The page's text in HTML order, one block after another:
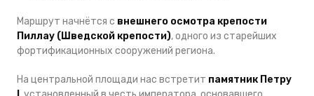
Маршрут начнётся с внешнего осмотра крепости
Пиллау (Шведской крепости), одного из старейших
фортификационных сооружений региона.
На центральной площади нас встретит памятник Петру